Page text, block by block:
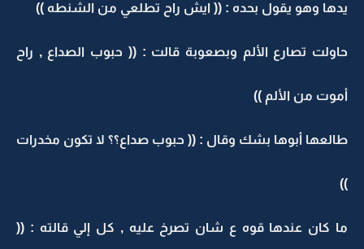
يدها وهو يقول بحده : (( ايش راح تطلعي من الشنطه ))
حاولت تصارع الألم وبصعوبة قالت : (( حبوب الصداع , راح
أموت من الألم ))
طالعها أبوها بشك وقال : (( حبوب صداع؟؟ لا تكون مخدرات
))
ما كان عندها قوه ع شان تصرخ عليه , كل إلي قالته : ((